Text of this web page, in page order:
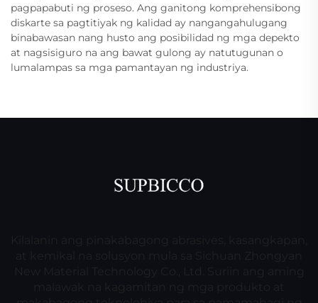
pagpapabuti ng proseso. Ang ganitong komprehensibong
diskarte sa pagtitiyak ng kalidad ay nangangahulugang
binabawasan nang husto ang posibilidad ng mga depekto
at nagsisiguro na ang bawat gulong ay natutugunan o
lumalampas sa mga pamantayan ng industriya.